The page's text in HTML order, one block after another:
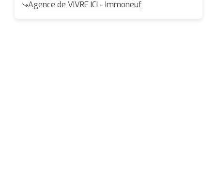
Agence de VIVRE ICI - Immoneuf